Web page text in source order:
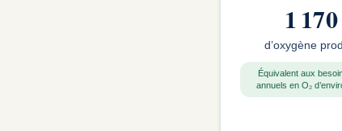
1
d’oxygène
Équivalent aux
annuels en O₂